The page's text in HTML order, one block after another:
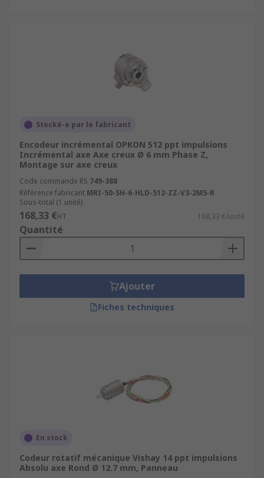
Stocké-e par le fabricant
Encodeur incrémental OPKON 512 ppt impulsions
Incrémental axe Axe creux Ø 6 mm Phase Z,
Montage sur axe creux
Code commande RS 749-388
Référence fabricant MRI-50-SH-6-HLD-512-ZZ-V3-2M5-R
Sous-total (1 unité)
168,33 €HT 168,33 €/unité
Quantité
Ajouter
Fiches techniques
En stock
Codeur rotatif mécanique Vishay 14 ppt impulsions
Absolu axe Rond Ø 12.7 mm, Panneau